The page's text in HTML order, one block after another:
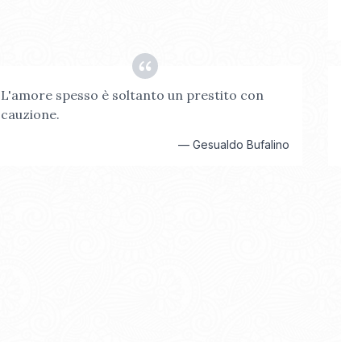
L'amore spesso è soltanto un prestito con
cauzione.
— Gesualdo Bufalino